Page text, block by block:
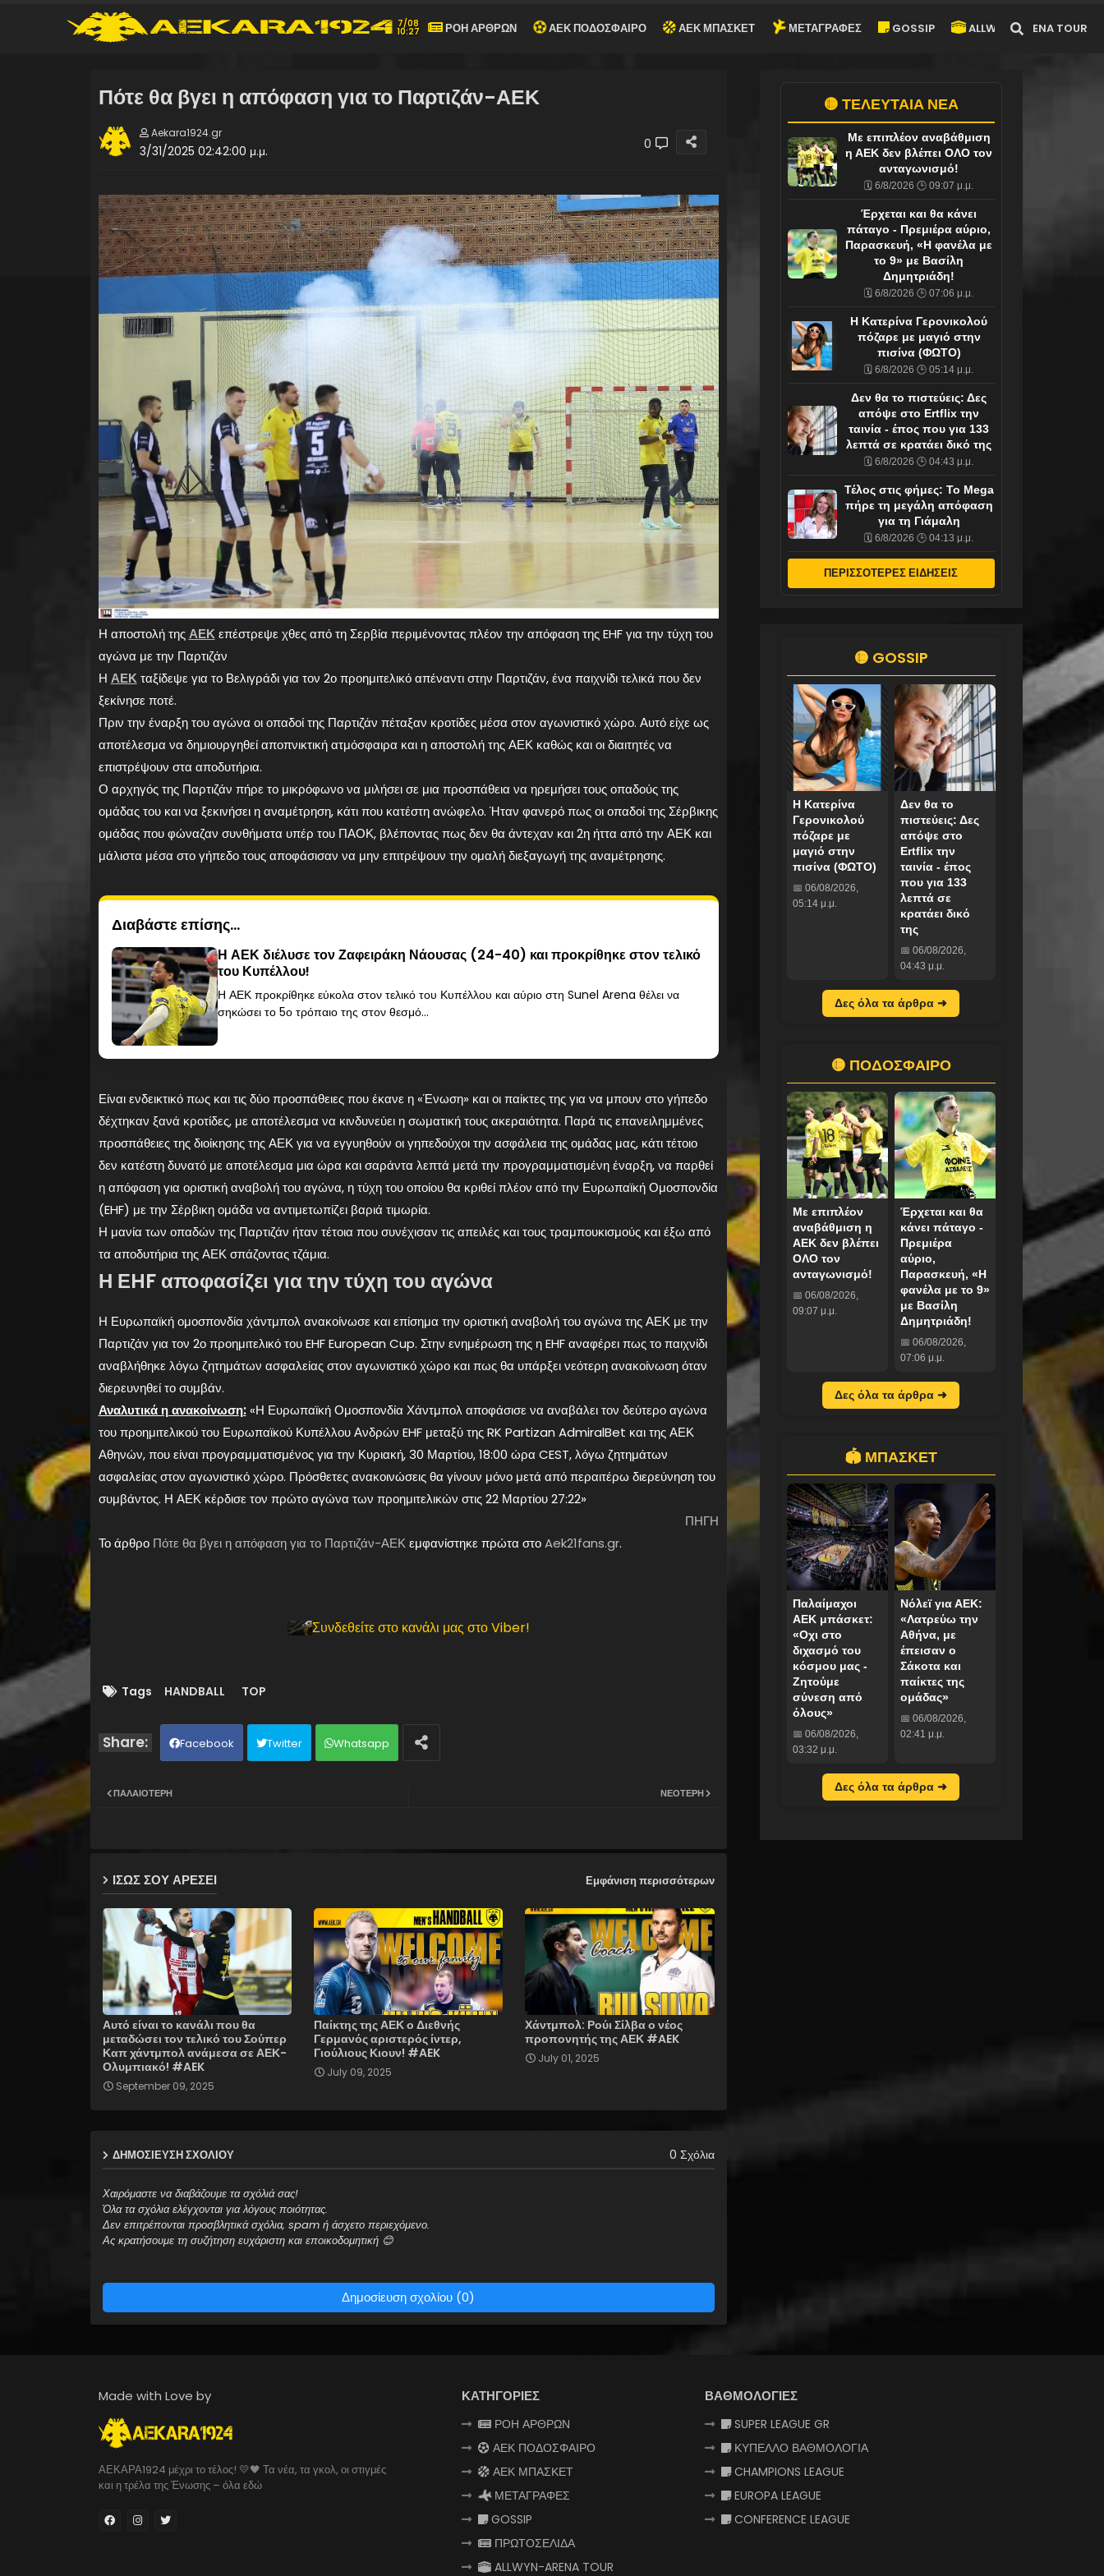
7/08
10:27 ΡΟΗ ΑΡΘΡΩΝ ΑΕΚ ΠΟΔΟΣΦΑΙΡΟ ΑΕΚ ΜΠΑΣΚΕΤ ΜΕΤΑΓΡΑΦΕΣ GOSSIP ALLWYN-ARENA TOUR
Πότε θα βγει η απόφαση για το Παρτιζάν-ΑΕΚ
Aekara1924.gr
3/31/2025 02:42:00 μ.μ. 0
Η αποστολή τηςΑΕΚεπέστρεψε χθες από τη Σερβία περιμένοντας πλέον την απόφαση της EHF για την τύχη του
αγώνα με την Παρτιζάν
Η ΑΕΚταξίδεψε για το Βελιγράδι για τον 2ο προημιτελικό απέναντι στην Παρτιζάν, ένα παιχνίδι τελικά που δεν
ξεκίνησε ποτέ.
Πριν την έναρξη του αγώνα οι οπαδοί της Παρτιζάν πέταξαν κροτίδες μέσα στον αγωνιστικό χώρο. Αυτό είχε ως
αποτέλεσμα να δημιουργηθεί αποπνικτική ατμόσφαιρα και η αποστολή της ΑΕΚ καθώς και οι διαιτητές να
επιστρέψουν στα αποδυτήρια.
Ο αρχηγός της Παρτιζάν πήρε το μικρόφωνο να μιλήσει σε μια προσπάθεια να ηρεμήσει τους οπαδούς της
ομάδας του και να ξεκινήσει η αναμέτρηση, κάτι που κατέστη ανώφελο. Ήταν φανερό πως οι οπαδοί της Σέρβικης
ομάδας που φώναζαν συνθήματα υπέρ του ΠΑΟΚ, βλέποντας πως δεν θα άντεχαν και 2η ήττα από την ΑΕΚ και
μάλιστα μέσα στο γήπεδο τους αποφάσισαν να μην επιτρέψουν την ομαλή διεξαγωγή της αναμέτρησης.
Διαβάστε επίσης...
Η ΑΕΚ διέλυσε τον Ζαφειράκη Νάουσας (24-40) και προκρίθηκε στον τελικό
του Κυπέλλου!
Η ΑΕΚ προκρίθηκε εύκολα στον τελικό του Κυπέλλου και αύριο στη Sunel Arena θέλει να
σηκώσει το 5ο τρόπαιο της στον θεσμό...
Είναι ενδεικτικό πως και τις δύο προσπάθειες που έκανε η «Ένωση» και οι παίκτες της για να μπουν στο γήπεδο
δέχτηκαν ξανά κροτίδες, με αποτέλεσμα να κινδυνεύει η σωματική τους ακεραιότητα. Παρά τις επανειλημμένες
προσπάθειες της διοίκησης της ΑΕΚ για να εγγυηθούν οι γηπεδούχοι την ασφάλεια της ομάδας μας, κάτι τέτοιο
δεν κατέστη δυνατό με αποτέλεσμα μια ώρα και σαράντα λεπτά μετά την προγραμματισμένη έναρξη, να παρθεί
η απόφαση για οριστική αναβολή του αγώνα, η τύχη του οποίου θα κριθεί πλέον από την Ευρωπαϊκή Ομοσπονδία
(EHF) με την Σέρβικη ομάδα να αντιμετωπίζει βαριά τιμωρία.
Η μανία των οπαδών της Παρτιζάν ήταν τέτοια που συνέχισαν τις απειλές και τους τραμπουκισμούς και έξω από
τα αποδυτήρια της ΑΕΚ σπάζοντας τζάμια.
Η ΕHF αποφασίζει για την τύχη του αγώνα
Η Ευρωπαϊκή ομοσπονδία χάντμπολ ανακοίνωσε και επίσημα την οριστική αναβολή του αγώνα της ΑΕΚ με την
Παρτιζάν για τον 2ο προημιτελικό του EHF European Cup. Στην ενημέρωση της η EHF αναφέρει πως το παιχνίδι
αναβλήθηκε λόγω ζητημάτων ασφαλείας στον αγωνιστικό χώρο και πως θα υπάρξει νεότερη ανακοίνωση όταν
διερευνηθεί το συμβάν.
Αναλυτικά η ανακοίνωση: «Η Ευρωπαϊκή Ομοσπονδία Χάντμπολ αποφάσισε να αναβάλει τον δεύτερο αγώνα
του προημιτελικού του Ευρωπαϊκού Κυπέλλου Ανδρών EHF μεταξύ της RK Partizan AdmiralBet και της ΑΕΚ
Αθηνών, που είναι προγραμματισμένος για την Κυριακή, 30 Μαρτίου, 18:00 ώρα CEST, λόγω ζητημάτων
ασφαλείας στον αγωνιστικό χώρο. Πρόσθετες ανακοινώσεις θα γίνουν μόνο μετά από περαιτέρω διερεύνηση του
συμβάντος. Η ΑΕΚ κέρδισε τον πρώτο αγώνα των προημιτελικών στις 22 Μαρτίου 27:22»
ΠΗΓΗ
Το άρθρο Πότε θα βγει η απόφαση για το Παρτιζάν-ΑΕΚεμφανίστηκε πρώτα στοAek21fans.gr.
Συνδεθείτε στο κανάλι μας στο Viber!
Tags HANDBALL TOP
Facebook Twitter Whatsapp
ΝΕΌΤΕΡΗ
ΠΑΛΑΙΌΤΕΡΗ
ΙΣΩΣ ΣΟΥ ΑΡΕΣΕΙ Εμφάνιση περισσότερων
Αυτό είναι το κανάλι που θα
μεταδώσει τον τελικό του Σούπερ
Καπ χάντμπολ ανάμεσα σε ΑΕΚ-
Ολυμπιακό! #AEK
September 09, 2025
Παίκτης της ΑΕΚ ο Διεθνής
Γερμανός αριστερός ίντερ,
Γιούλιους Κιουν! #AEK
July 09, 2025
Χάντμπολ: Ρούι Σίλβα ο νέος
προπονητής της ΑΕΚ #AEK
July 01, 2025
ΔΗΜΟΣΊΕΥΣΗ ΣΧΟΛΊΟΥ 0 Σχόλια
Χαιρόμαστε να διαβάζουμε τα σχόλιά σας!
Όλα τα σχόλια ελέγχονται για λόγους ποιότητας.
Δεν επιτρέπονται προσβλητικά σχόλια, spam ή άσχετο περιεχόμενο.
Ας κρατήσουμε τη συζήτηση ευχάριστη και εποικοδομητική 😊
Δημοσίευση σχολίου (0)
🟡 ΤΕΛΕΥΤΑΙΑ ΝΕΑ
Με επιπλέον αναβάθμιση
η ΑΕΚ δεν βλέπει ΟΛΟ τον
ανταγωνισμό!
🗓️ 6/8/2026 🕒 09:07 μ.μ.
Έρχεται και θα κάνει
πάταγο - Πρεμιέρα αύριο,
Παρασκευή, «Η φανέλα με
το 9» με Βασίλη
Δημητριάδη!
🗓️ 6/8/2026 🕒 07:06 μ.μ.
Η Κατερίνα Γερονικολού
πόζαρε με μαγιό στην
πισίνα (ΦΩΤΟ)
🗓️ 6/8/2026 🕒 05:14 μ.μ.
Δεν θα το πιστεύεις: Δες
απόψε στο Ertflix την
ταινία - έπος που για 133
λεπτά σε κρατάει δικό της
🗓️ 6/8/2026 🕒 04:43 μ.μ.
Τέλος στις φήμες: Το Mega
πήρε τη μεγάλη απόφαση
για τη Γιάμαλη
🗓️ 6/8/2026 🕒 04:13 μ.μ.
ΠΕΡΙΣΣΟΤΕΡΕΣ ΕΙΔΗΣΕΙΣ
🟡 GOSSIP
Η Κατερίνα
Γερονικολού
πόζαρε με
μαγιό στην
πισίνα (ΦΩΤΟ)
📅 06/08/2026,
05:14 μ.μ.
Δεν θα το
πιστεύεις: Δες
απόψε στο
Ertflix την
ταινία - έπος
που για 133
λεπτά σε
κρατάει δικό
της
📅 06/08/2026,
04:43 μ.μ.
Δες όλα τα άρθρα ➜
🟡 ΠΟΔΟΣΦΑΙΡΟ
Με επιπλέον
αναβάθμιση η
ΑΕΚ δεν βλέπει
ΟΛΟ τον
ανταγωνισμό!
📅 06/08/2026,
09:07 μ.μ.
Έρχεται και θα
κάνει πάταγο -
Πρεμιέρα
αύριο,
Παρασκευή, «Η
φανέλα με το 9»
με Βασίλη
Δημητριάδη!
📅 06/08/2026,
07:06 μ.μ.
Δες όλα τα άρθρα ➜
🏟️ ΜΠΑΣΚΕΤ
Παλαίμαχοι
ΑΕΚ μπάσκετ:
«Οχι στο
διχασμό του
κόσμου μας -
Ζητούμε
σύνεση από
όλους»
📅 06/08/2026,
03:32 μ.μ.
Νόλεϊ για ΑΕΚ:
«Λατρεύω την
Αθήνα, με
έπεισαν ο
Σάκοτα και
παίκτες της
ομάδας»
📅 06/08/2026,
02:41 μ.μ.
Δες όλα τα άρθρα ➜
Made with Love by
ΑΕΚΑΡΑ1924 μέχρι το τέλος! 💛🖤 Τα νέα, τα γκολ, οι στιγμές
και η τρέλα της Ένωσης – όλα εδώ
ΚΑΤΗΓΟΡΙΕΣ
ΡΟΗ ΑΡΘΡΩΝ
ΑΕΚ ΠΟΔΟΣΦΑΙΡΟ
ΑΕΚ ΜΠΑΣΚΕΤ
ΜΕΤΑΓΡΑΦΕΣ
GOSSIP
ΠΡΩΤΟΣΕΛΙΔΑ
ALLWYN-ARENA TOUR
ΒΑΘΜΟΛΟΓΙΕΣ
SUPER LEAGUE GR
ΚΥΠΕΛΛΟ ΒΑΘΜΟΛΟΓΙΑ
CHAMPIONS LEAGUE
EUROPA LEAGUE
CONFERENCE LEAGUE